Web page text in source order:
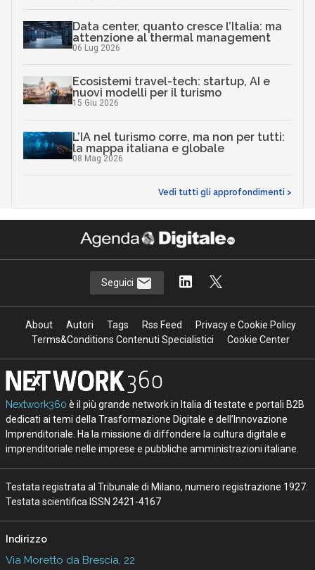
Data center, quanto cresce l’Italia: ma
attenzione al thermal management
06 Lug 2026
Ecosistemi travel-tech: startup, AI e
nuovi modelli per il turismo
15 Giu 2026
L’IA nel turismo corre, ma non per tutti:
la mappa italiana e globale
08 Mag 2026
Vedi tutti gli approfondimenti >
Seguici
About Autori Tags Rss Feed
Privacy e Cookie Policy
Terms&Conditions Contenuti Specialistici
Cookie Center
Nextwork360 è il più grande network in Italia di testate e portali B2B
dedicati ai temi della Trasformazione Digitale e dell’Innovazione
Imprenditoriale. Ha la missione di diffondere la cultura digitale e
imprenditoriale nelle imprese e pubbliche amministrazioni italiane.
Testata registrata al Tribunale di Milano, numero registrazione 1927.
Testata scientifica ISSN 2421-4167
Indirizzo
Via Moretto da Brescia, 22